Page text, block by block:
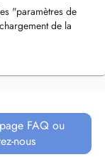
"paramètres de
de la
FAQ ou
nous